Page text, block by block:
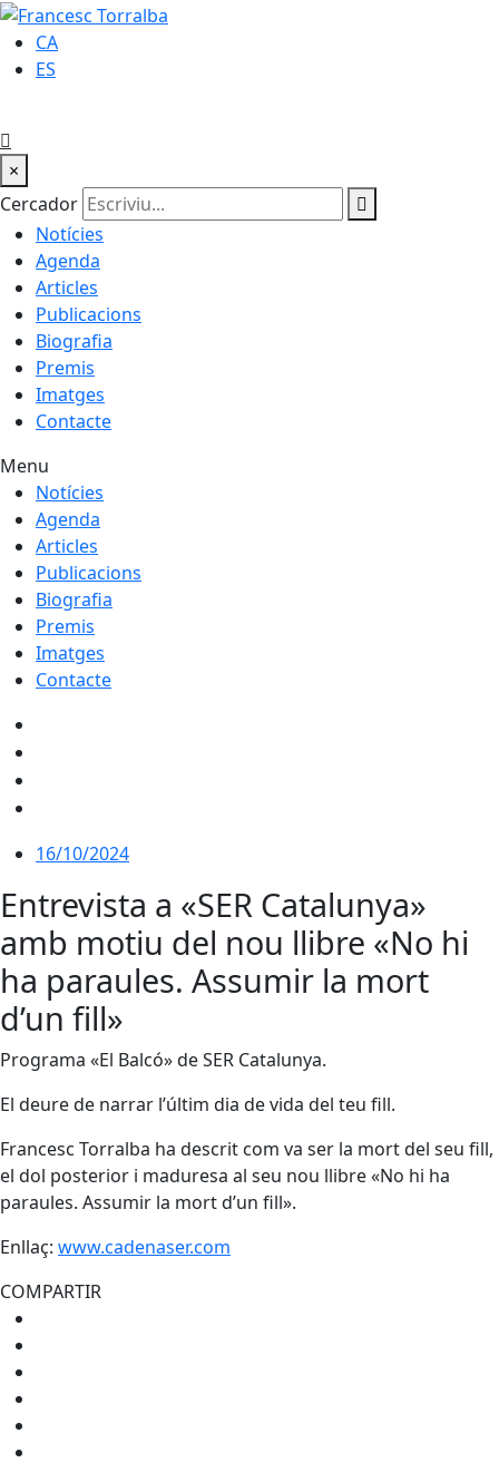
CA
ES
×
Cercador
Notícies
Agenda
Articles
Publicacions
Biografia
Premis
Imatges
Contacte
Menu
Notícies
Agenda
Articles
Publicacions
Biografia
Premis
Imatges
Contacte
16/10/2024
Entrevista a «SER Catalunya»
amb motiu del nou llibre «No hi
ha paraules. Assumir la mort
d’un fill»
Programa «El Balcó» de SER Catalunya.
El deure de narrar l’últim dia de vida del teu fill.
Francesc Torralba ha descrit com va ser la mort del seu fill,
el dol posterior i maduresa al seu nou llibre «No hi ha
paraules. Assumir la mort d’un fill».
Enllaç: www.cadenaser.com
COMPARTIR